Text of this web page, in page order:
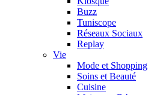
Buzz
Tuniscope
Réseaux Sociaux
Replay
Vie
Mode et Shopping
Soins et Beauté
Cuisine